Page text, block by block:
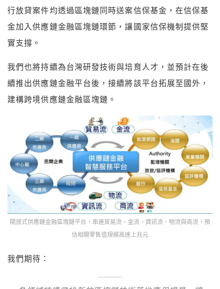
行放貸案件均透過區塊鏈同時送案信保基金，在信保基
金加入供應鏈金融區塊鏈環節，讓國家信保機制提供堅
實支撐。
我們也將持續為台灣研發技術與培育人才，並預計在後
續推出供應鏈金融平台後，接續將該平台拓展至國外，
建構跨境供應鏈金融區塊鏈。
開放式供應鏈金融區塊鏈平台，串連貿易流、金流、資訊流、物流與商流，預
估相關零售值規模高達上兆元
我們期待：